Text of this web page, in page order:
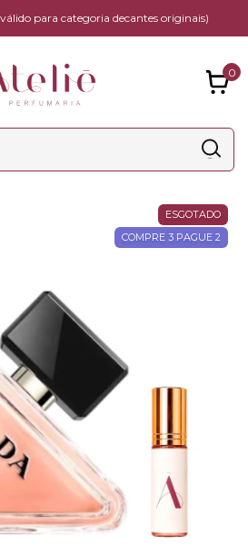
para categoria decantes originais)
0
ESGOTADO
COMPRE 3 PAGUE 2